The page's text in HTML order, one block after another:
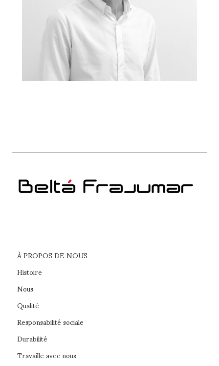
À PROPOS DE NOUS
Histoire
Nous
Qualité
Responsabilité sociale
Durabilité
Travaille avec nous